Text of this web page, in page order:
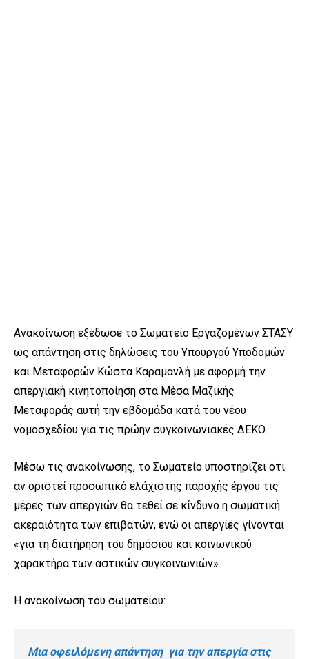
Ανακοίνωση εξέδωσε το Σωματείο Εργαζομένων ΣΤΑΣΥ
ως απάντηση στις δηλώσεις του Υπουργού Υποδομών
και Μεταφορών Κώστα Καραμανλή με αφορμή την
απεργιακή κινητοποίηση στα Μέσα Μαζικής
Μεταφοράς αυτή την εβδομάδα κατά του νέου
νομοσχεδίου για τις πρώην συγκοινωνιακές ΔΕΚΟ.
Μέσω τις ανακοίνωσης, το Σωματείο υποστηρίζει ότι
αν οριστεί προσωπικό ελάχιστης παροχής έργου τις
μέρες των απεργιών θα τεθεί σε κίνδυνο η σωματική
ακεραιότητα των επιβατών, ενώ οι απεργίες γίνονται
«για τη διατήρηση του δημόσιου και κοινωνικού
χαρακτήρα των αστικών συγκοινωνιών».
Η ανακοίνωση του σωματείου:
Μια οφειλόμενη απάντηση για την απεργία στις